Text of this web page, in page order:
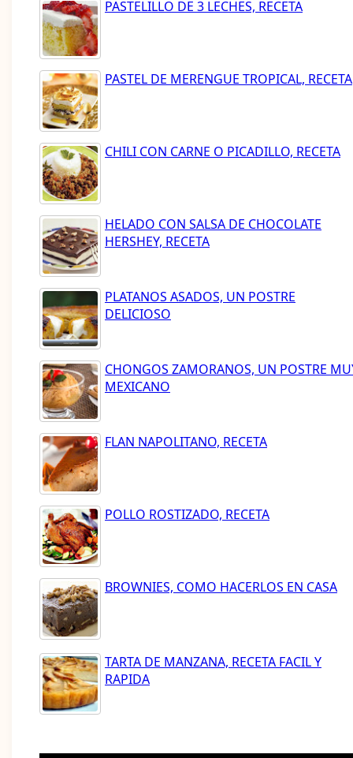
PASTELILLO DE 3 LECHES, RECETA
PASTEL DE MERENGUE TROPICAL, RECETA
CHILI CON CARNE O PICADILLO, RECETA
HELADO CON SALSA DE CHOCOLATE
HERSHEY, RECETA
PLATANOS ASADOS, UN POSTRE
DELICIOSO
CHONGOS ZAMORANOS, UN POSTRE
MEXICANO
FLAN NAPOLITANO, RECETA
POLLO ROSTIZADO, RECETA
BROWNIES, COMO HACERLOS EN CASA
TARTA DE MANZANA, RECETA FACIL Y
RAPIDA